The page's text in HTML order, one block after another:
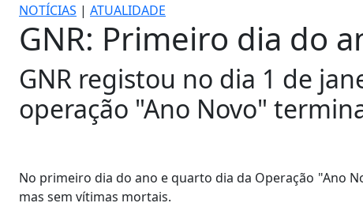
NOTÍCIAS | ATUALIDADE
GNR: Primeiro dia do
GNR registou no dia 1 de
operação "Ano Novo"
No primeiro dia do ano e quarto dia da Operação "Ano
mas sem vítimas mortais.